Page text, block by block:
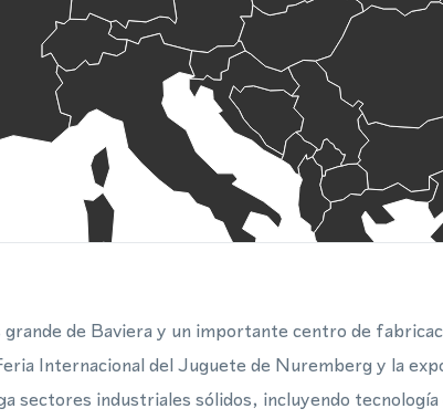
grande de Baviera y un importante centro de
Internacional del Juguete de Nuremberg y la
sectores industriales sólidos, incluyendo tecnología